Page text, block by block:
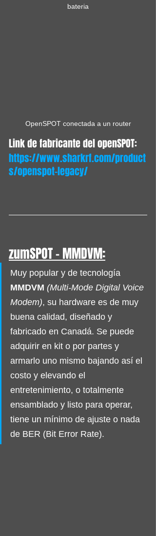
bateria
OpenSPOT conectada a un router
Link de fabricante del openSPOT:
https://www.sharkrf.com/product
s/openspot-legacy/
zumSPOT - MMDVM:
Muy popular y de tecnología
MMDVM (Multi-Mode Digital Voice
Modem), su hardware es de muy
buena calidad, diseñado y
fabricado en Canadá. Se puede
adquirir en kit o por partes y
armarlo uno mismo bajando así el
costo y elevando el
entretenimiento, o totalmente
ensamblado y listo para operar,
tiene un mínimo de ajuste o nada
de BER (Bit Error Rate).